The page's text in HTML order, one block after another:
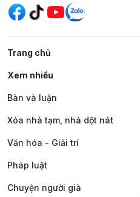
Trang chủ
Xem nhiều
Bàn và luận
Xóa nhà tạm, nhà dột nát
Văn hóa - Giải trí
Pháp luật
Chuyện người già